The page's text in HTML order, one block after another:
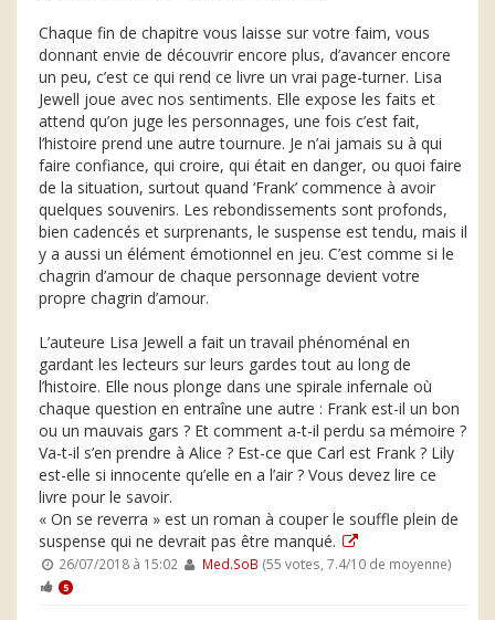
Chaque fin de chapitre vous laisse sur votre faim, vous
donnant envie de découvrir encore plus, d’avancer encore
un peu, c’est ce qui rend ce livre un vrai page-turner. Lisa
Jewell joue avec nos sentiments. Elle expose les faits et
attend qu’on juge les personnages, une fois c’est fait,
l’histoire prend une autre tournure. Je n’ai jamais su à qui
faire confiance, qui croire, qui était en danger, ou quoi faire
de la situation, surtout quand ‘Frank’ commence à avoir
quelques souvenirs. Les rebondissements sont profonds,
bien cadencés et surprenants, le suspense est tendu, mais il
y a aussi un élément émotionnel en jeu. C’est comme si le
chagrin d’amour de chaque personnage devient votre
propre chagrin d’amour.
L’auteure Lisa Jewell a fait un travail phénoménal en
gardant les lecteurs sur leurs gardes tout au long de
l’histoire. Elle nous plonge dans une spirale infernale où
chaque question en entraîne une autre : Frank est-il un bon
ou un mauvais gars ? Et comment a-t-il perdu sa mémoire ?
Va-t-il s’en prendre à Alice ? Est-ce que Carl est Frank ? Lily
est-elle si innocente qu’elle en a l’air ? Vous devez lire ce
livre pour le savoir.
« On se reverra » est un roman à couper le souffle plein de
suspense qui ne devrait pas être manqué.
26/07/2018 à 15:02 Med.SoB (55 votes, 7.4/10 de moyenne)
5